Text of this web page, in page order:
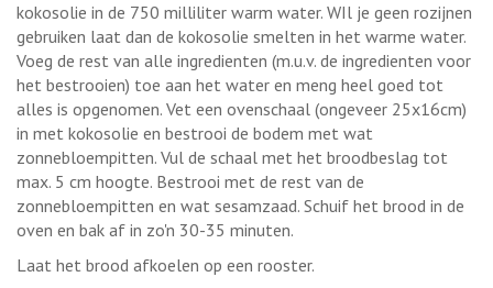
kokosolie in de 750 milliliter warm water. WIl je geen rozijnen
gebruiken laat dan de kokosolie smelten in het warme water.
Voeg de rest van alle ingredienten (m.u.v. de ingredienten voor
het bestrooien) toe aan het water en meng heel goed tot
alles is opgenomen. Vet een ovenschaal (ongeveer 25x16cm)
in met kokosolie en bestrooi de bodem met wat
zonnebloempitten. Vul de schaal met het broodbeslag tot
max. 5 cm hoogte. Bestrooi met de rest van de
zonnebloempitten en wat sesamzaad. Schuif het brood in de
oven en bak af in zo'n 30-35 minuten.
Laat het brood afkoelen op een rooster.